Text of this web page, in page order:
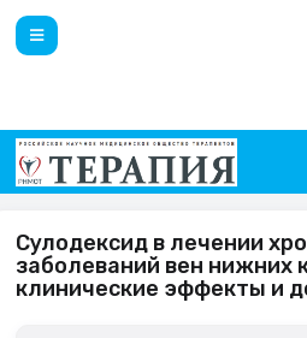
Сулодексид в лечении
заболеваний вен нижних
клинические эффекты и